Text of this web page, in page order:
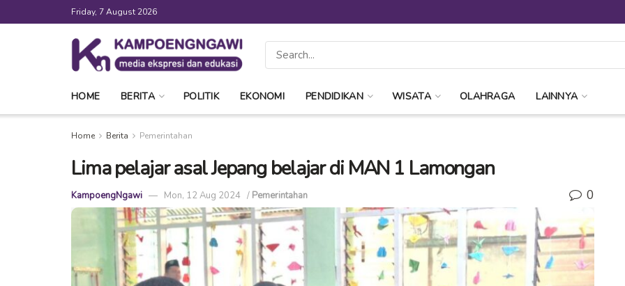
Friday, 7 August 2026
HOME BERITA POLITIK EKONOMI PENDIDIKAN WISATA OLAHRAGA LAINNYA
Home Berita Pemerintahan
Lima pelajar asal Jepang belajar di MAN 1 Lamongan
KampoengNgawi Mon, 12 Aug 2024 / Pemerintahan 0